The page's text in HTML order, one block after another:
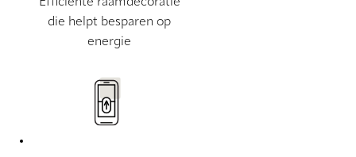
Efficiënte raamdecoratie
die helpt besparen op
energie